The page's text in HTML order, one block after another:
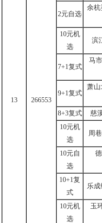
13 266553
2元自选
余杭
10元机
选
滨
7+1复式
马
9+1复式
萧山
8+3复式
慈
10元机
选
周
10元自
选
10+1复
式
乐成
10元机
选
玉